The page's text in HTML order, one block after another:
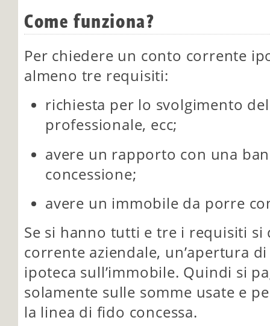
Come funziona?
Per chiedere un conto corrente
almeno tre requisiti:
richiesta per lo svolgimento
professionale, ecc;
avere un rapporto con una
concessione;
avere un immobile da porre
Se si hanno tutti e tre i requisiti
corrente aziendale, un’apertura
ipoteca sull’immobile. Quindi si
solamente sulle somme usate e
la linea di fido concessa.